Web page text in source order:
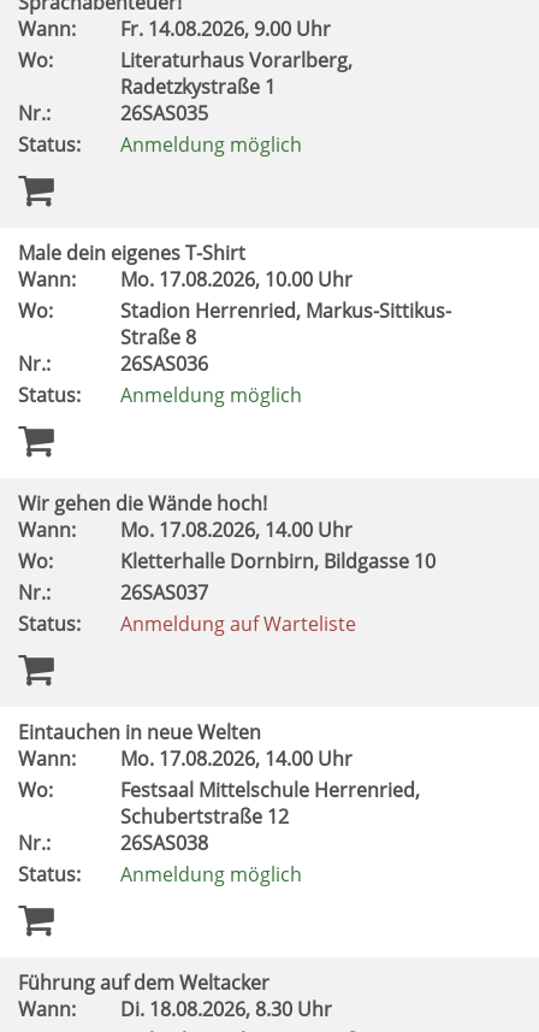
Wann:
Fr. 14.08.2026, 9.00 Uhr
Wo:
Literaturhaus Vorarlberg,
Radetzkystraße 1
Nr.:
26SAS035
Status:
Anmeldung möglich
Male dein eigenes T-Shirt
Wann:
Mo. 17.08.2026, 10.00 Uhr
Wo:
Stadion Herrenried, Markus-Sittikus-
Straße 8
Nr.:
26SAS036
Status:
Anmeldung möglich
Wir gehen die Wände hoch!
Wann:
Mo. 17.08.2026, 14.00 Uhr
Wo:
Kletterhalle Dornbirn, Bildgasse 10
Nr.:
26SAS037
Status:
Anmeldung auf Warteliste
Eintauchen in neue Welten
Wann:
Mo. 17.08.2026, 14.00 Uhr
Wo:
Festsaal Mittelschule Herrenried,
Schubertstraße 12
Nr.:
26SAS038
Status:
Anmeldung möglich
Führung auf dem Weltacker
Wann:
Di. 18.08.2026, 8.30 Uhr